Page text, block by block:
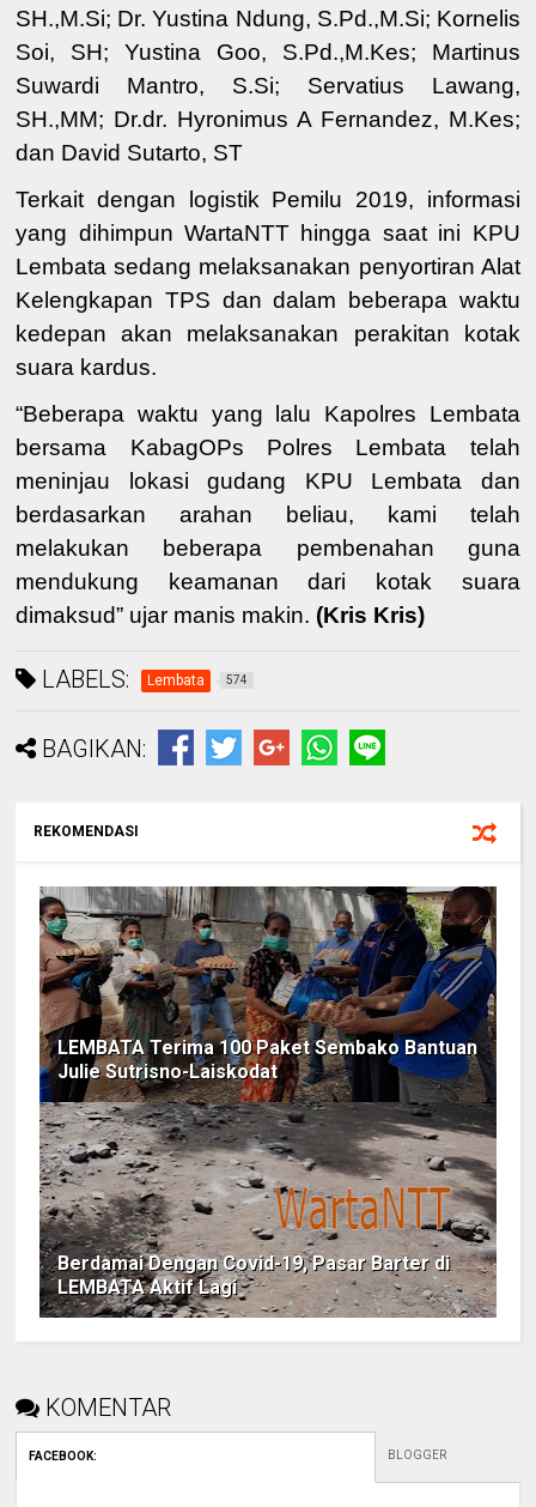
SH.,M.Si; Dr. Yustina Ndung, S.Pd.,M.Si; Kornelis
Soi, SH;Yustina Goo, S.Pd.,M.Kes; Martinus
Suwardi Mantro, S.Si; Servatius Lawang,
SH.,MM; Dr.dr. Hyronimus A Fernandez, M.Kes;
dan David Sutarto, ST
Terkait dengan logistik Pemilu 2019, informasi
yang dihimpun WartaNTT hingga saat ini KPU
Lembata sedang melaksanakan penyortiran Alat
Kelengkapan TPS dan dalam beberapa waktu
kedepan akan melaksanakan perakitan kotak
suara kardus.
“Beberapa waktu yang lalu Kapolres Lembata
bersama KabagOPs Polres Lembata telah
meninjau lokasi gudang KPU Lembata dan
berdasarkan arahan beliau, kami telah
melakukan beberapa pembenahan guna
mendukung keamanan dari kotak suara
dimaksud” ujar manis makin. (Kris Kris)
LABELS: Lembata 574
BAGIKAN:
REKOMENDASI
LEMBATA Terima 100 Paket Sembako Bantuan
Julie Sutrisno-Laiskodat
Berdamai Dengan Covid-19, Pasar Barter di
LEMBATA Aktif Lagi
KOMENTAR
FACEBOOK: BLOGGER